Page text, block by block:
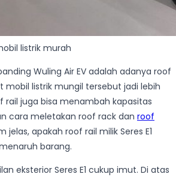
listrik murah
Wuling Air EV adalah adanya roof
mobil listrik mungil tersebut jadi lebih
rail juga bisa menambah kapasitas
cara meletakan roof rack dan roof
jelas, apakah roof rail milik Seres E1
barang.
eksterior Seres E1 cukup imut. Di atas